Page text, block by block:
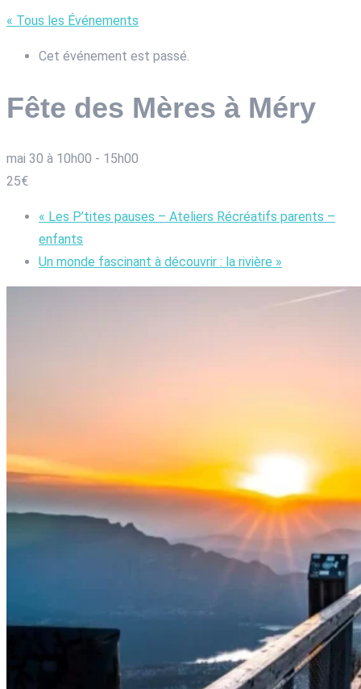
« Tous les Événements
Cet événement est passé.
Fête des Mères à Méry
mai 30 à 10h00 - 15h00
25€
« Les P’tites pauses – Ateliers Récréatifs parents –
enfants
Un monde fascinant à découvrir : la rivière »